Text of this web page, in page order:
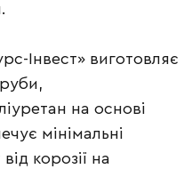
Інвест» виготовляє
на основі
мінімальні
корозії на